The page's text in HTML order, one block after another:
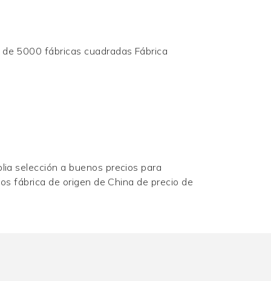
5000 fábricas cuadradas Fábrica
selección a buenos precios para
fábrica de origen de China de precio de